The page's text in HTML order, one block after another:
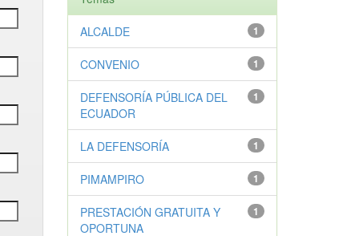
1
ALCALDE
1
CONVENIO
1
DEFENSORÍA PÚBLICA DEL
ECUADOR
1
LA DEFENSORÍA
1
PIMAMPIRO
1
PRESTACIÓN GRATUITA Y
OPORTUNA